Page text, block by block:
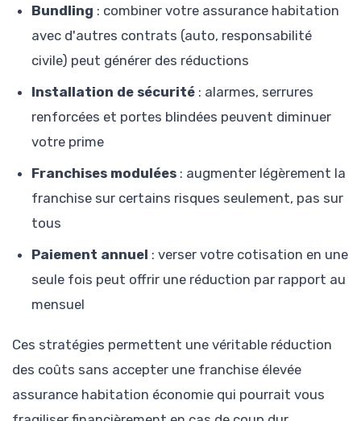
Bundling : combiner votre assurance habitation
avec d'autres contrats (auto, responsabilité
civile) peut générer des réductions
Installation de sécurité : alarmes, serrures
renforcées et portes blindées peuvent diminuer
votre prime
Franchises modulées : augmenter légèrement la
franchise sur certains risques seulement, pas sur
tous
Paiement annuel : verser votre cotisation en une
seule fois peut offrir une réduction par rapport au
mensuel
Ces stratégies permettent une véritable réduction
des coûts sans accepter une franchise élevée
assurance habitation économie qui pourrait vous